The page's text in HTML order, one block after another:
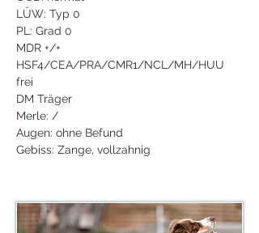
LÜW: Typ 0
PL: Grad 0
MDR +/+
HSF4/CEA/PRA/CMR1/NCL/MH/HUU
frei
DM Träger
Merle: /
Augen: ohne Befund
Gebiss: Zange, vollzahnig